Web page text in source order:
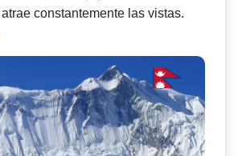
constantemente las vistas.